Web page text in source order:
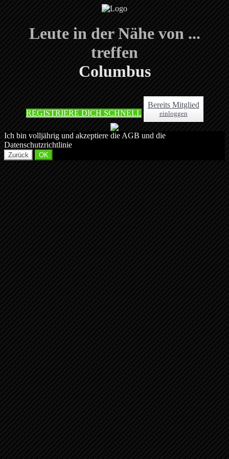
Leute in der Nähe von ...
treffen
Columbus
REGISTRIERE DICH SCHNELL
Bereits Mitglied
einloggen
Ich bin volljährig und akzeptiere die AGB und die
Datenschutzrichtlinie
Zurück OK